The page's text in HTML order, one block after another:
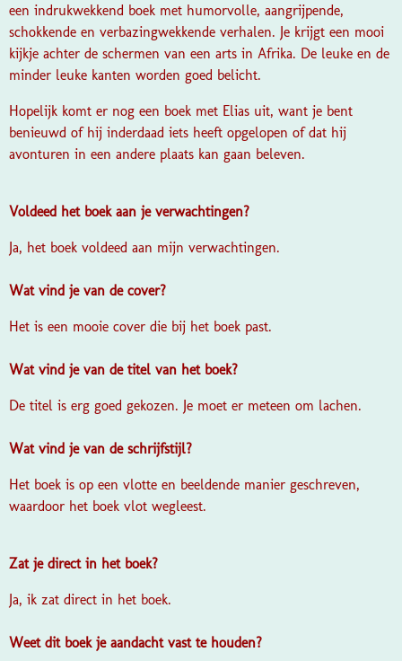
een indrukwekkend boek met humorvolle, aangrijpende,
schokkende en verbazingwekkende verhalen. Je krijgt een mooi
kijkje achter de schermen van een arts in Afrika. De leuke en de
minder leuke kanten worden goed belicht.
Hopelijk komt er nog een boek met Elias uit, want je bent
benieuwd of hij inderdaad iets heeft opgelopen of dat hij
avonturen in een andere plaats kan gaan beleven.
Voldeed het boek aan je verwachtingen?
Ja, het boek voldeed aan mijn verwachtingen.
Wat vind je van de cover?
Het is een mooie cover die bij het boek past.
Wat vind je van de titel van het boek?
De titel is erg goed gekozen. Je moet er meteen om lachen.
Wat vind je van de schrijfstijl?
Het boek is op een vlotte en beeldende manier geschreven,
waardoor het boek vlot wegleest.
Zat je direct in het boek?
Ja, ik zat direct in het boek.
Weet dit boek je aandacht vast te houden?